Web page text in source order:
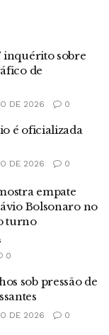
inquérito sobre
de
DE 2026 0
é oficializada
DE 2026 0
empate
Bolsonaro no
turno
0
sob pressão de
DE 2026 0